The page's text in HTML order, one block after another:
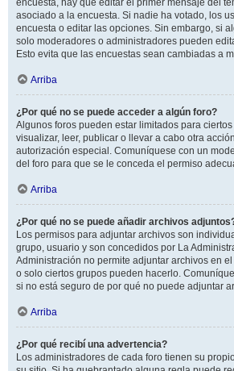
encuesta, hay que editar el primer mensaje del
asociado a la encuesta. Si nadie ha votado, los
encuesta o editar las opciones. Sin embargo, si
solo moderadores o administradores pueden
Esto evita que las encuestas sean cambiadas a
Arriba
¿Por qué no se puede acceder a algún foro?
Algunos foros pueden estar limitados para
visualizar, leer, publicar o llevar a cabo otra
autorización especial. Comuníquese con un
del foro para que se le conceda el permiso
Arriba
¿Por qué no se puede añadir archivos
Los permisos para adjuntar archivos son
grupo, usuario y son concedidos por La
Administración no permite adjuntar archivos en
o solo ciertos grupos pueden hacerlo.
si no está seguro de por qué no puede adjuntar
Arriba
¿Por qué recibí una advertencia?
Los administradores de cada foro tienen su